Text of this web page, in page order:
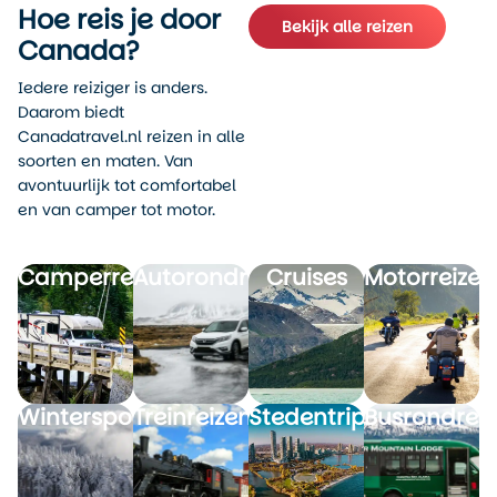
Hoe reis je door
Canada?
Iedere reiziger is anders.
Daarom biedt
Canadatravel.nl reizen in alle
soorten en maten. Van
avontuurlijk tot comfortabel
en van camper tot motor.
Bekijk alle reizen
CamperreizenAutorondreizenCruises Motorreizen
WintersportTreinreizenStedentrips